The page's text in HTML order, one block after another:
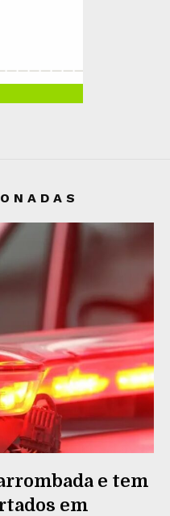
e tem
em